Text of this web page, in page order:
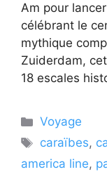
Am pour
célébrant le
mythique
Zuiderdam,
18 escales
Catégories
Voyage
Étiquettes
caraïbes,
america line,